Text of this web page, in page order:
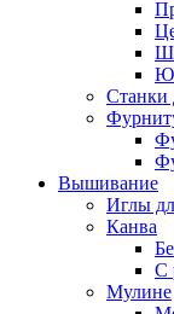
Станки
Вышивание
Иглы
Канва
С
Мулине